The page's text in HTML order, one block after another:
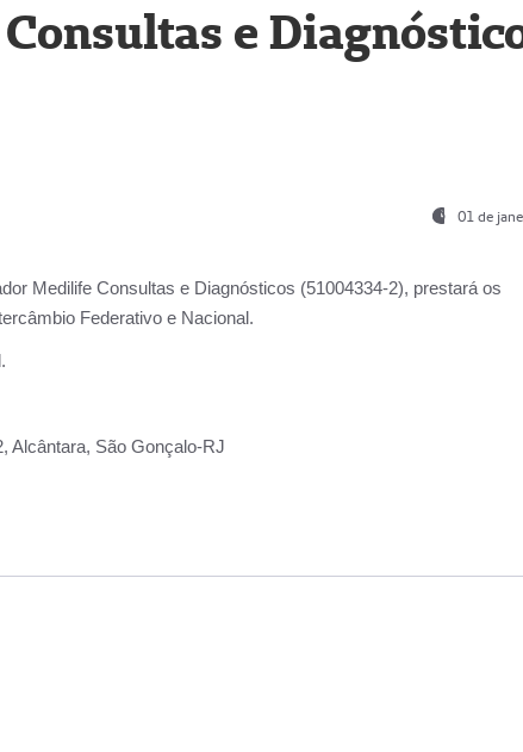
e
01 de
Medilife Consultas e Diagnósticos (51004334-2), prestará os
Federativo e Nacional.
Alcântara, São Gonçalo-RJ